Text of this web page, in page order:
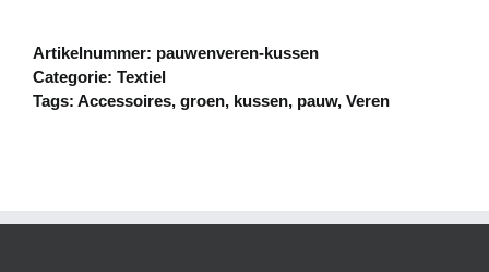
Artikelnummer: pauwenveren-kussen
Categorie: Textiel
Tags: Accessoires, groen, kussen, pauw, Veren